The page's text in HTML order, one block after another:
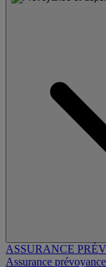
ASSURANCE
Assurance prévoyance